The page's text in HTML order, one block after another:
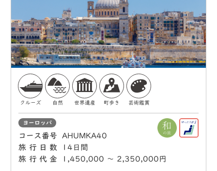
クルーズ 自然 世界遺産 町歩き 芸術鑑賞
ヨーロッパ
コース番号
AHUMKA40
旅行日数
14日間
旅行代金
1,450,000 〜 2,350,000円